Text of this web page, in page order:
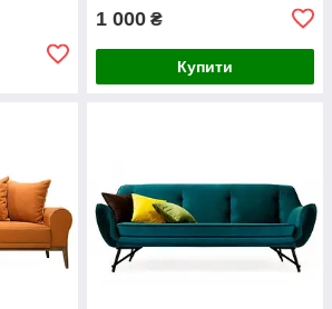
1 000 ₴
Купити